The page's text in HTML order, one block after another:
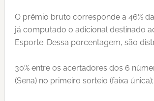
O prêmio bruto corresponde a 46%
já computado o adicional destinado
Esporte. Dessa porcentagem, são
30% entre os acertadores dos 6
(Sena) no primeiro sorteio (faixa única);